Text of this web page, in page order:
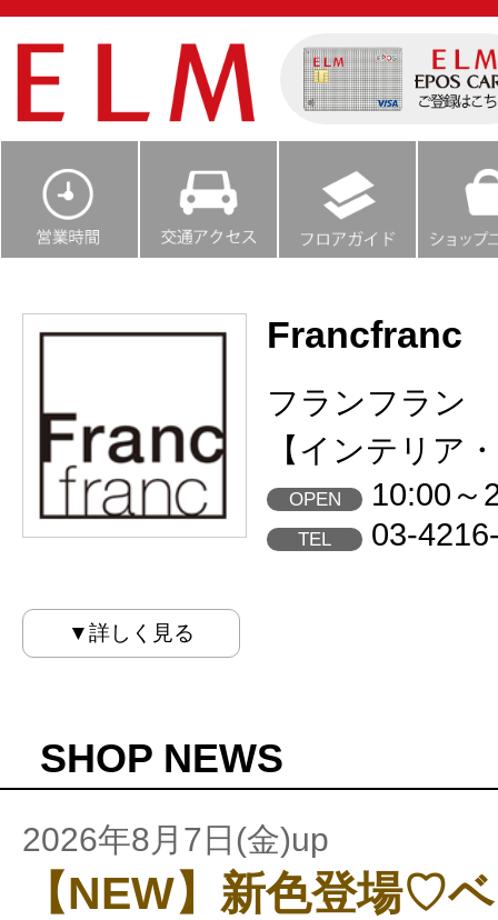
Francfranc
フランフラン
【インテリア
OPEN 10:00～
TEL 03-
▼詳しく見る
SHOP NEWS
2026年8月7日(金)up
【NEW】新色登場♡